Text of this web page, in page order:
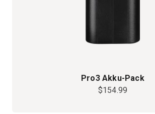
Pro3 Akku-Pack
$154.99